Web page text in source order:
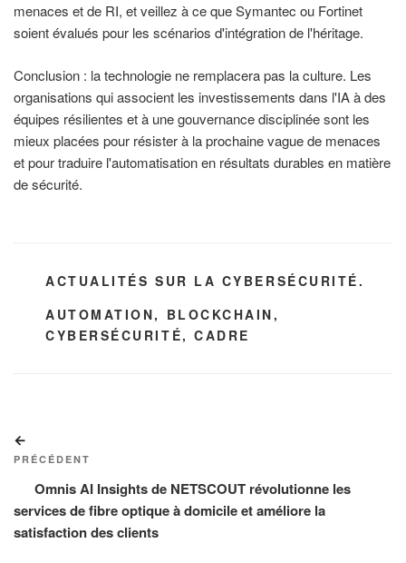
menaces et de RI, et veillez à ce que Symantec ou Fortinet
soient évalués pour les scénarios d'intégration de l'héritage.
Conclusion : la technologie ne remplacera pas la culture. Les
organisations qui associent les investissements dans l'IA à des
équipes résilientes et à une gouvernance disciplinée sont les
mieux placées pour résister à la prochaine vague de menaces
et pour traduire l'automatisation en résultats durables en matière
de sécurité.
CATÉGORIES
ACTUALITÉS SUR LA CYBERSÉCURITÉ.
ÉTIQUETTES
AUTOMATION, BLOCKCHAIN ,
CYBERSÉCURITÉ,CADRE
de
l’article
précédent
PRÉCÉDENT
Omnis AI Insights de NETSCOUT révolutionne les
services de fibre optique à domicile et améliore la
satisfaction des clients